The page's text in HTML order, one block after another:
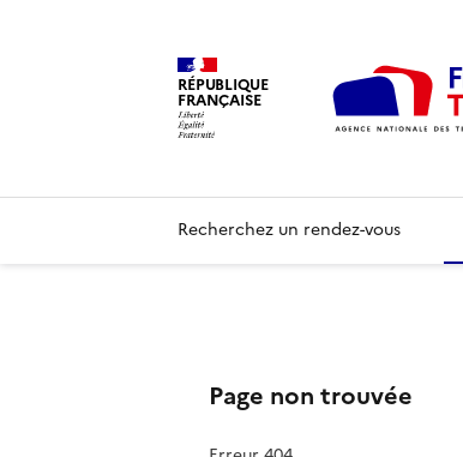
RÉPUBLIQUE
FRANÇAISE
Recherchez un rendez-vous
Page non trouvée